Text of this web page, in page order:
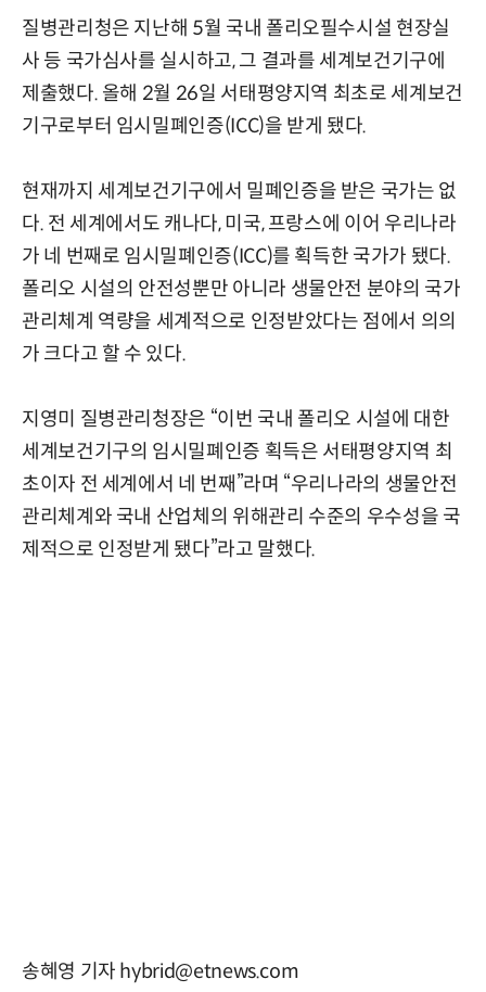
질병관리청은 지난해 5월 국내 폴리오필수시설 현장실
사 등 국가심사를 실시하고, 그 결과를 세계보건기구에
제출했다. 올해 2월 26일 서태평양지역 최초로 세계보건
기구로부터 임시밀폐인증(ICC)을 받게 됐다.
현재까지 세계보건기구에서 밀폐인증을 받은 국가는 없
다. 전 세계에서도 캐나다, 미국, 프랑스에 이어 우리나라
가 네 번째로 임시밀폐인증(ICC)를 획득한 국가가 됐다.
폴리오 시설의 안전성뿐만 아니라 생물안전 분야의 국가
관리체계 역량을 세계적으로 인정받았다는 점에서 의의
가 크다고 할 수 있다.
지영미 질병관리청장은 “이번 국내 폴리오 시설에 대한
세계보건기구의 임시밀폐인증 획득은 서태평양지역 최
초이자 전 세계에서 네 번째”라며 “우리나라의 생물안전
관리체계와 국내 산업체의 위해관리 수준의 우수성을 국
제적으로 인정받게 됐다”라고 말했다.
송혜영 기자 hybrid@etnews.com